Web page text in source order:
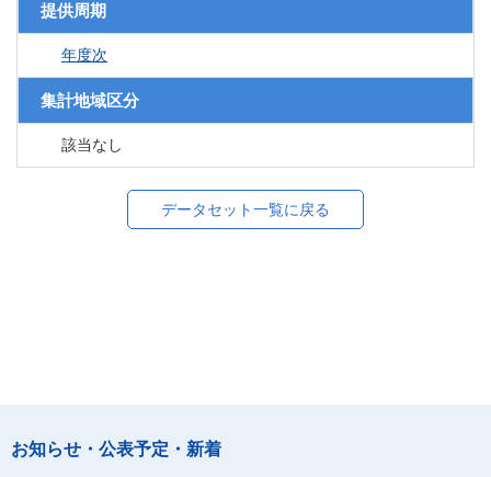
提供周期
年度次
集計地域区分
該当なし
データセット一覧に戻る
お知らせ・公表予定・新着